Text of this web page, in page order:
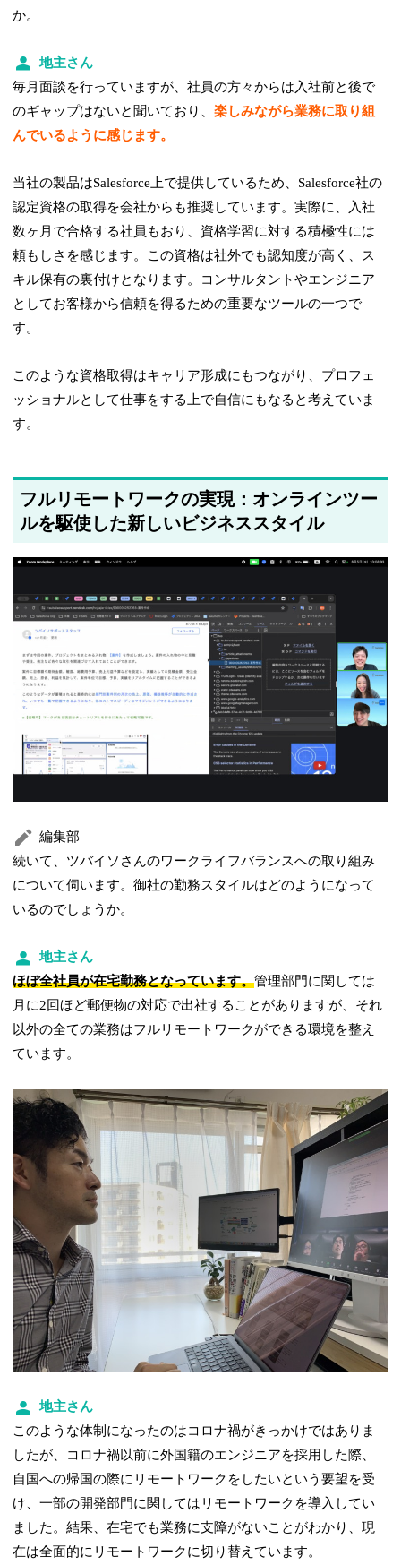
か。
地主さん
毎月面談を行っていますが、社員の方々からは入社前と後で
のギャップはないと聞いており、楽しみながら業務に取り組
んでいるように感じます。
当社の製品はSalesforce上で提供しているため、Salesforce社の
認定資格の取得を会社からも推奨しています。実際に、入社
数ヶ月で合格する社員もおり、資格学習に対する積極性には
頼もしさを感じます。この資格は社外でも認知度が高く、ス
キル保有の裏付けとなります。コンサルタントやエンジニア
としてお客様から信頼を得るための重要なツールの一つで
す。
このような資格取得はキャリア形成にもつながり、プロフェ
ッショナルとして仕事をする上で自信にもなると考えていま
す。
フルリモートワークの実現：オンラインツー
ルを駆使した新しいビジネススタイル
編集部
続いて、ツバイソさんのワークライフバランスへの取り組み
について伺います。御社の勤務スタイルはどのようになって
いるのでしょうか。
地主さん
ほぼ全社員が在宅勤務となっています。管理部門に関しては
月に2回ほど郵便物の対応で出社することがありますが、それ
以外の全ての業務はフルリモートワークができる環境を整え
ています。
地主さん
このような体制になったのはコロナ禍がきっかけではありま
したが、コロナ禍以前に外国籍のエンジニアを採用した際、
自国への帰国の際にリモートワークをしたいという要望を受
け、一部の開発部門に関してはリモートワークを導入してい
ました。結果、在宅でも業務に支障がないことがわかり、現
在は全面的にリモートワークに切り替えています。